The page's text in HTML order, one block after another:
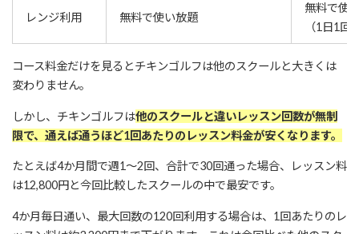
レンジ利用 無料で使い放題
無料で使
（1日1回
コース料金だけを見るとチキンゴルフは他のスクールと大きくは
変わりません。
しかし、チキンゴルフは他のスクールと違いレッスン回数が無制
限で、通えば通うほど1回あたりのレッスン料金が安くなります。
たとえば4か月間で週1～2回、合計で30回通った場合、レッスン料
は12,800円と今回比較したスクールの中で最安です。
4か月毎日通い、最大回数の120回利用する場合は、1回あたりのレ